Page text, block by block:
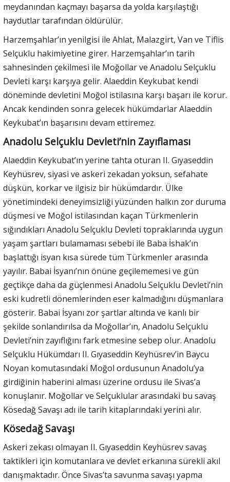
meydanından kaçmayı başarsa da yolda karşılaştığı
haydutlar tarafından öldürülür.
Harzemşahlar’ın yenilgisi ile Ahlat, Malazgirt, Van ve Tiflis
Selçuklu hakimiyetine girer. Harzemşahlar’ın tarih
sahnesinden çekilmesi ile Moğollar ve Anadolu Selçuklu
Devleti karşı karşıya gelir. Alaeddin Keykubat kendi
döneminde devletini Moğol istilasına karşı başarı ile korur.
Ancak kendinden sonra gelecek hükümdarlar Alaeddin
Keykubat’ın başarısını devam ettiremez.
Anadolu Selçuklu Devleti’nin Zayıflaması
Alaeddin Keykubat’ın yerine tahta oturan II. Gıyaseddin
Keyhüsrev, siyasi ve askeri zekadan yoksun, sefahate
düşkün, korkar ve ilgisiz bir hükümdardır. Ülke
yönetimindeki deneyimsizliği yüzünden halkın zor duruma
düşmesi ve Moğol istilasından kaçan Türkmenlerin
sığındıkları Anadolu Selçuklu Devleti topraklarında uygun
yaşam şartları bulamaması sebebi ile Baba İshak’ın
başlattığı isyan kısa sürede tüm Türkmenler arasında
yayılır. Babai İsyanı’nın önüne geçilememesi ve gün
geçtikçe daha da güçlenmesi Anadolu Selçuklu Devleti’nin
eski kudretli dönemlerinden eser kalmadığını düşmanlara
gösterir. Babai İsyanı zor şartlar altında ve kanlı bir
şekilde sonlandırılsa da Moğollar’ın, Anadolu Selçuklu
Devleti’nin zayıflığını fark etmesine sebep olur. Anadolu
Selçuklu Hükümdarı II. Gıyaseddin Keyhüsrev’in Baycu
Noyan komutasındaki Moğol ordusunun Anadolu’ya
girdiğinin haberini alması üzerine ordusu ile Sivas’a
konuşlanır. Moğollar ve Selçuklular arasındaki bu savaş
Kösedağ Savaşı adı ile tarih kitaplarındaki yerini alır.
Kösedağ Savaşı
Askeri zekası olmayan II. Gıyaseddin Keyhüsrev savaş
taktikleri için komutanlara ve devlet erkanına sürekli akıl
danışmaktadır. Önce Sivas’ta savunma savaşı yapma